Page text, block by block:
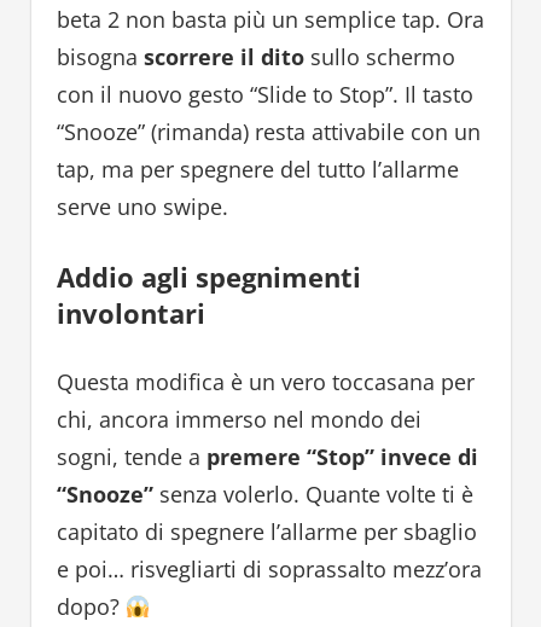
beta 2 non basta più un semplice tap. Ora
bisogna scorrere il ditosullo schermo
con il nuovo gesto “Slide to Stop”. Il tasto
“Snooze” (rimanda) resta attivabile con un
tap, ma per spegnere del tutto l’allarme
serve uno swipe.
Addio agli spegnimenti
involontari
Questa modifica è un vero toccasana per
chi, ancora immerso nel mondo dei
sogni, tende a premere “Stop” invece di
“Snooze”senza volerlo. Quante volte ti è
capitato di spegnere l’allarme per sbaglio
e poi… risvegliarti di soprassalto mezz’ora
dopo?